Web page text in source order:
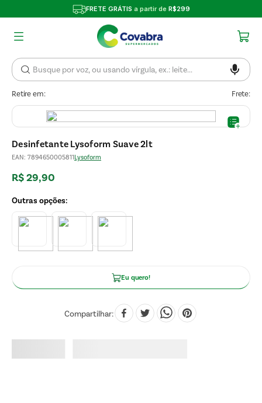
FRETE GRÁTIS a partir de R$299
Retire em: Frete:
Desinfetante Lysoform Suave 2lt
EAN: 7894650005811Lysoform
R$29,90
Eu quero!
Compartilhar